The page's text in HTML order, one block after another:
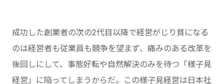
成功した創業者の次の2代目以降で経営がじり貧になる
のは経営者も従業員も競争を望まず、痛みのある改革を
後回しにして、事態好転や自然解決のみを待つ「様子見
経営」に陥ってしまうからだ。この様子見経営は日本社